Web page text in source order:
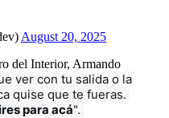
August 20, 2025
del Interior, Armando
ver con tu salida o la
para acá".